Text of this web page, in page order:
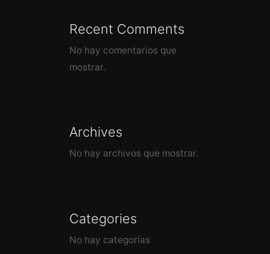
Recent Comments
No hay comentarios que
mostrar.
Archives
No hay archivos que mostrar.
Categories
No hay categorías